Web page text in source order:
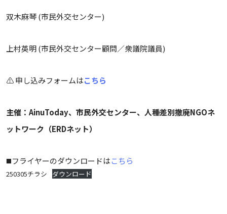
双木麻琴 (市民外交センター)
上村英明 (市民外交センター顧問／衆議院議員)
⚠️ 申し込みフォームはこちら
主催：AinuToday、市民外交センター、人種差別撤廃NGOネ
ットワーク（ERDネット）
◼️フライヤーのダウンロードはこちら
250305チラシ ダウンロード